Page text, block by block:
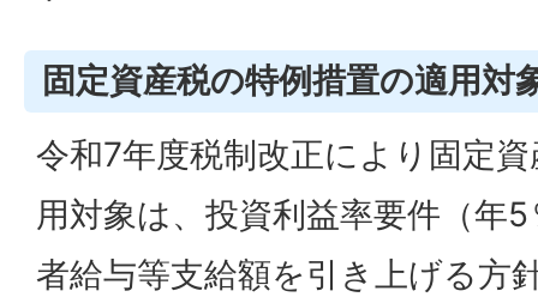
固定資産税の特例措置の適用対
令和7年度税制改正により固定
用対象は、投資利益率要件（年
者給与等支給額を引き上げる方